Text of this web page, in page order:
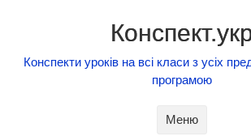
Конспекти уроків на всі класи з усіх
програмою
Меню